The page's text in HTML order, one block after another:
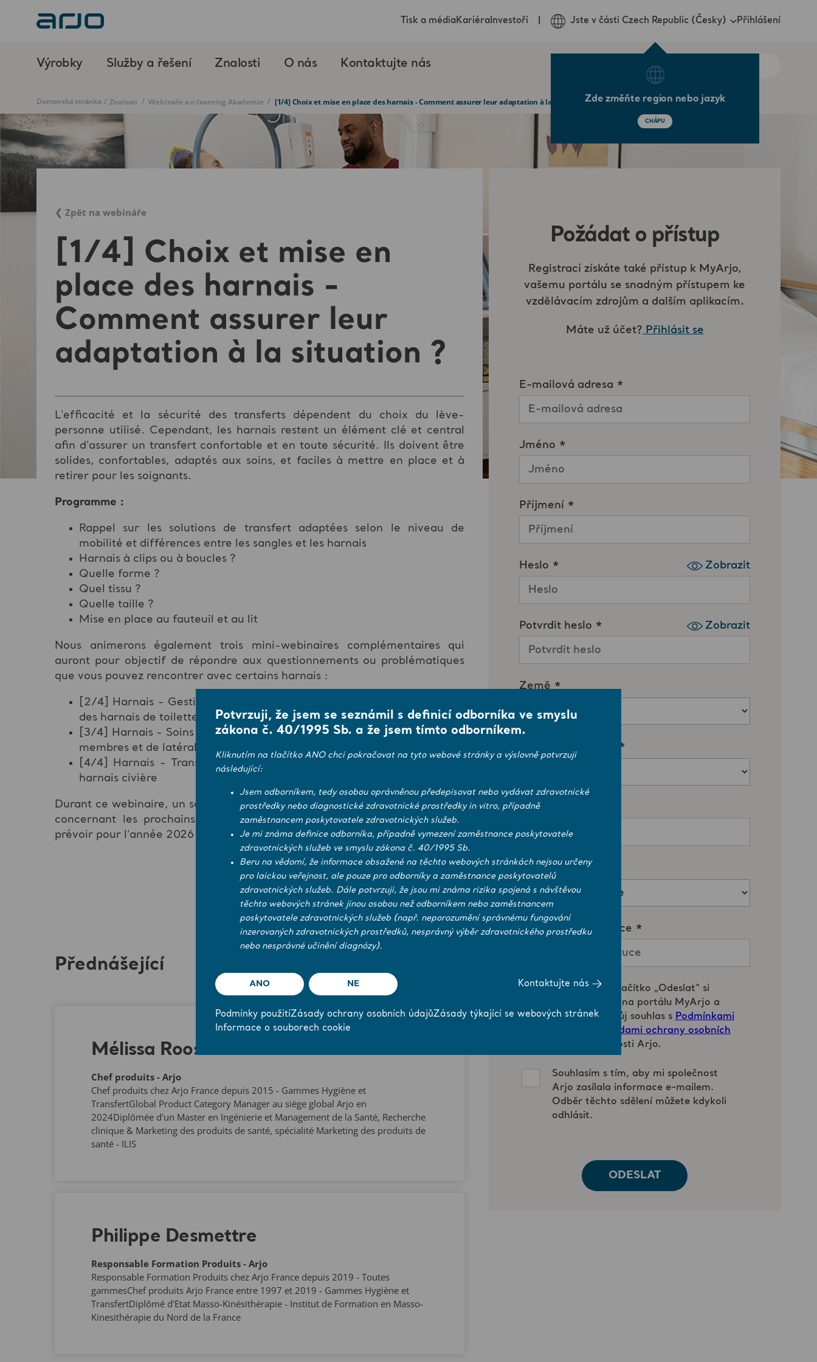
Výrobky Služby a řešení Znalosti O nás Kontaktujte nás
Tisk a médiaKariéraInvestoři Jste v části Czech Republic (Česky)
Zde změňte region nebo jazyk
CHÁPU
Přihlášení
Domovská stránka / Znalosti / Webináře a e-learning Akademie / [1/4] Choix et mise en place des harnais - Comment assurer leur adaptation à la situation ?
❮ Zpět na webináře
[1/4] Choix et mise en
place des harnais -
Comment assurer leur
adaptation à la situation ?
L'efficacité et la sécurité des transferts dépendent du choix du lève-
personne utilisé. Cependant, les harnais restent un élément clé et central
afin d'assurer un transfert confortable et en toute sécurité. Ils doivent être
solides, confortables, adaptés aux soins, et faciles à mettre en place et à
retirer pour les soignants.
Programme :
Rappel sur les solutions de transfert adaptées selon le niveau de
mobilité et différences entre les sangles et les harnais
Harnais à clips ou à boucles ?
Quelle forme ?
Quel tissu ?
Quelle taille ?
Mise en place au fauteuil et au lit
Nous animerons également trois mini-webinaires complémentaires qui
auront pour objectif de répondre aux questionnements ou problématiques
que vous pouvez rencontrer avec certains harnais :
[2/4] Harnais - Gestion de la continence / Mise en place et utilisation
des harnais de toilette
[3/4] Harnais - Soins au lit / Mise en place et utilisation des harnais de
membres et de latéralisation et des draps de glisse
[4/4] Harnais - Transferts allongés / Mise en place et utilisation des
harnais civière
Durant ce webinaire, un sondage sera réalisé afin de connaître vos souhaits
concernant les prochains webinaires sur les harnais, que nous pourrons
prévoir pour l'année 2026.
Přednášející
Mélissa Roose
Chef produits - Arjo
Chef produits chez Arjo France depuis 2015 - Gammes Hygiène et
TransfertGlobal Product Category Manager au siège global Arjo en
2024Diplômée d'un Master en Ingénierie et Management de la Santé, Recherche
clinique & Marketing des produits de santé, spécialité Marketing des produits de
santé - ILIS
Philippe Desmettre
Responsable Formation Produits - Arjo
Responsable Formation Produits chez Arjo France depuis 2019 - Toutes
gammesChef produits Arjo France entre 1997 et 2019 - Gammes Hygiène et
TransfertDiplômé d'Etat Masso-Kinésithérapie - Institut de Formation en Masso-
Kinesithérapie du Nord de la France
Potvrzuji, že jsem se seznámil s definicí odborníka ve smyslu
zákona č. 40/1995 Sb. a že jsem tímto odborníkem.
Kliknutím na tlačítko ANO chci pokračovat na tyto webové stránky a výslovně potvrzuji
následující:
Jsem odborníkem, tedy osobou oprávněnou předepisovat nebo vydávat zdravotnické
prostředky nebo diagnostické zdravotnické prostředky in vitro, případně
zaměstnancem poskytovatele zdravotnických služeb.
Je mi známa definice odborníka, případně vymezení zaměstnance poskytovatele
zdravotnických služeb ve smyslu zákona č. 40/1995 Sb.
Beru na vědomí, že informace obsažené na těchto webových stránkách nejsou určeny
pro laickou veřejnost, ale pouze pro odborníky a zaměstnance poskytovatelů
zdravotnických služeb. Dále potvrzuji, že jsou mi známa rizika spojená s návštěvou
těchto webových stránek jinou osobou než odborníkem nebo zaměstnancem
poskytovatele zdravotnických služeb (např. neporozumění správnému fungování
inzerovaných zdravotnických prostředků, nesprávný výběr zdravotnického prostředku
nebo nesprávné učinění diagnózy).
ANO NE Kontaktujte nás
Podmínky použitíZásady ochrany osobních údajůZásady týkající se webových stránek
Informace o souborech cookie